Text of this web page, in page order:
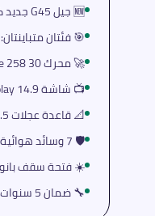
🆕 جيل G45 جديد كليًا بتصميم محدّث وشبكة مضيئة جريئة
🎯 فئتان متباينتان: 20 xLine اقتصادية و30 xDrive قوية
🚀 محرك 30 xDrive 258 ح.ق ودفع رباعي للأداء الكامل
📺 شاشة BMW Curved Display 14.9 بوصة + iDrive 9
📐 قاعدة عجلات 286.5 سم لمقصورة فسيحة فعلية
🛡️ 7 وسائد هوائية وحزمة سلامة كاملة
☀️ فتحة سقف
🔧 ضمان 5 سنوات / 200,000 كم + صيانة 3 سنوات مجانية